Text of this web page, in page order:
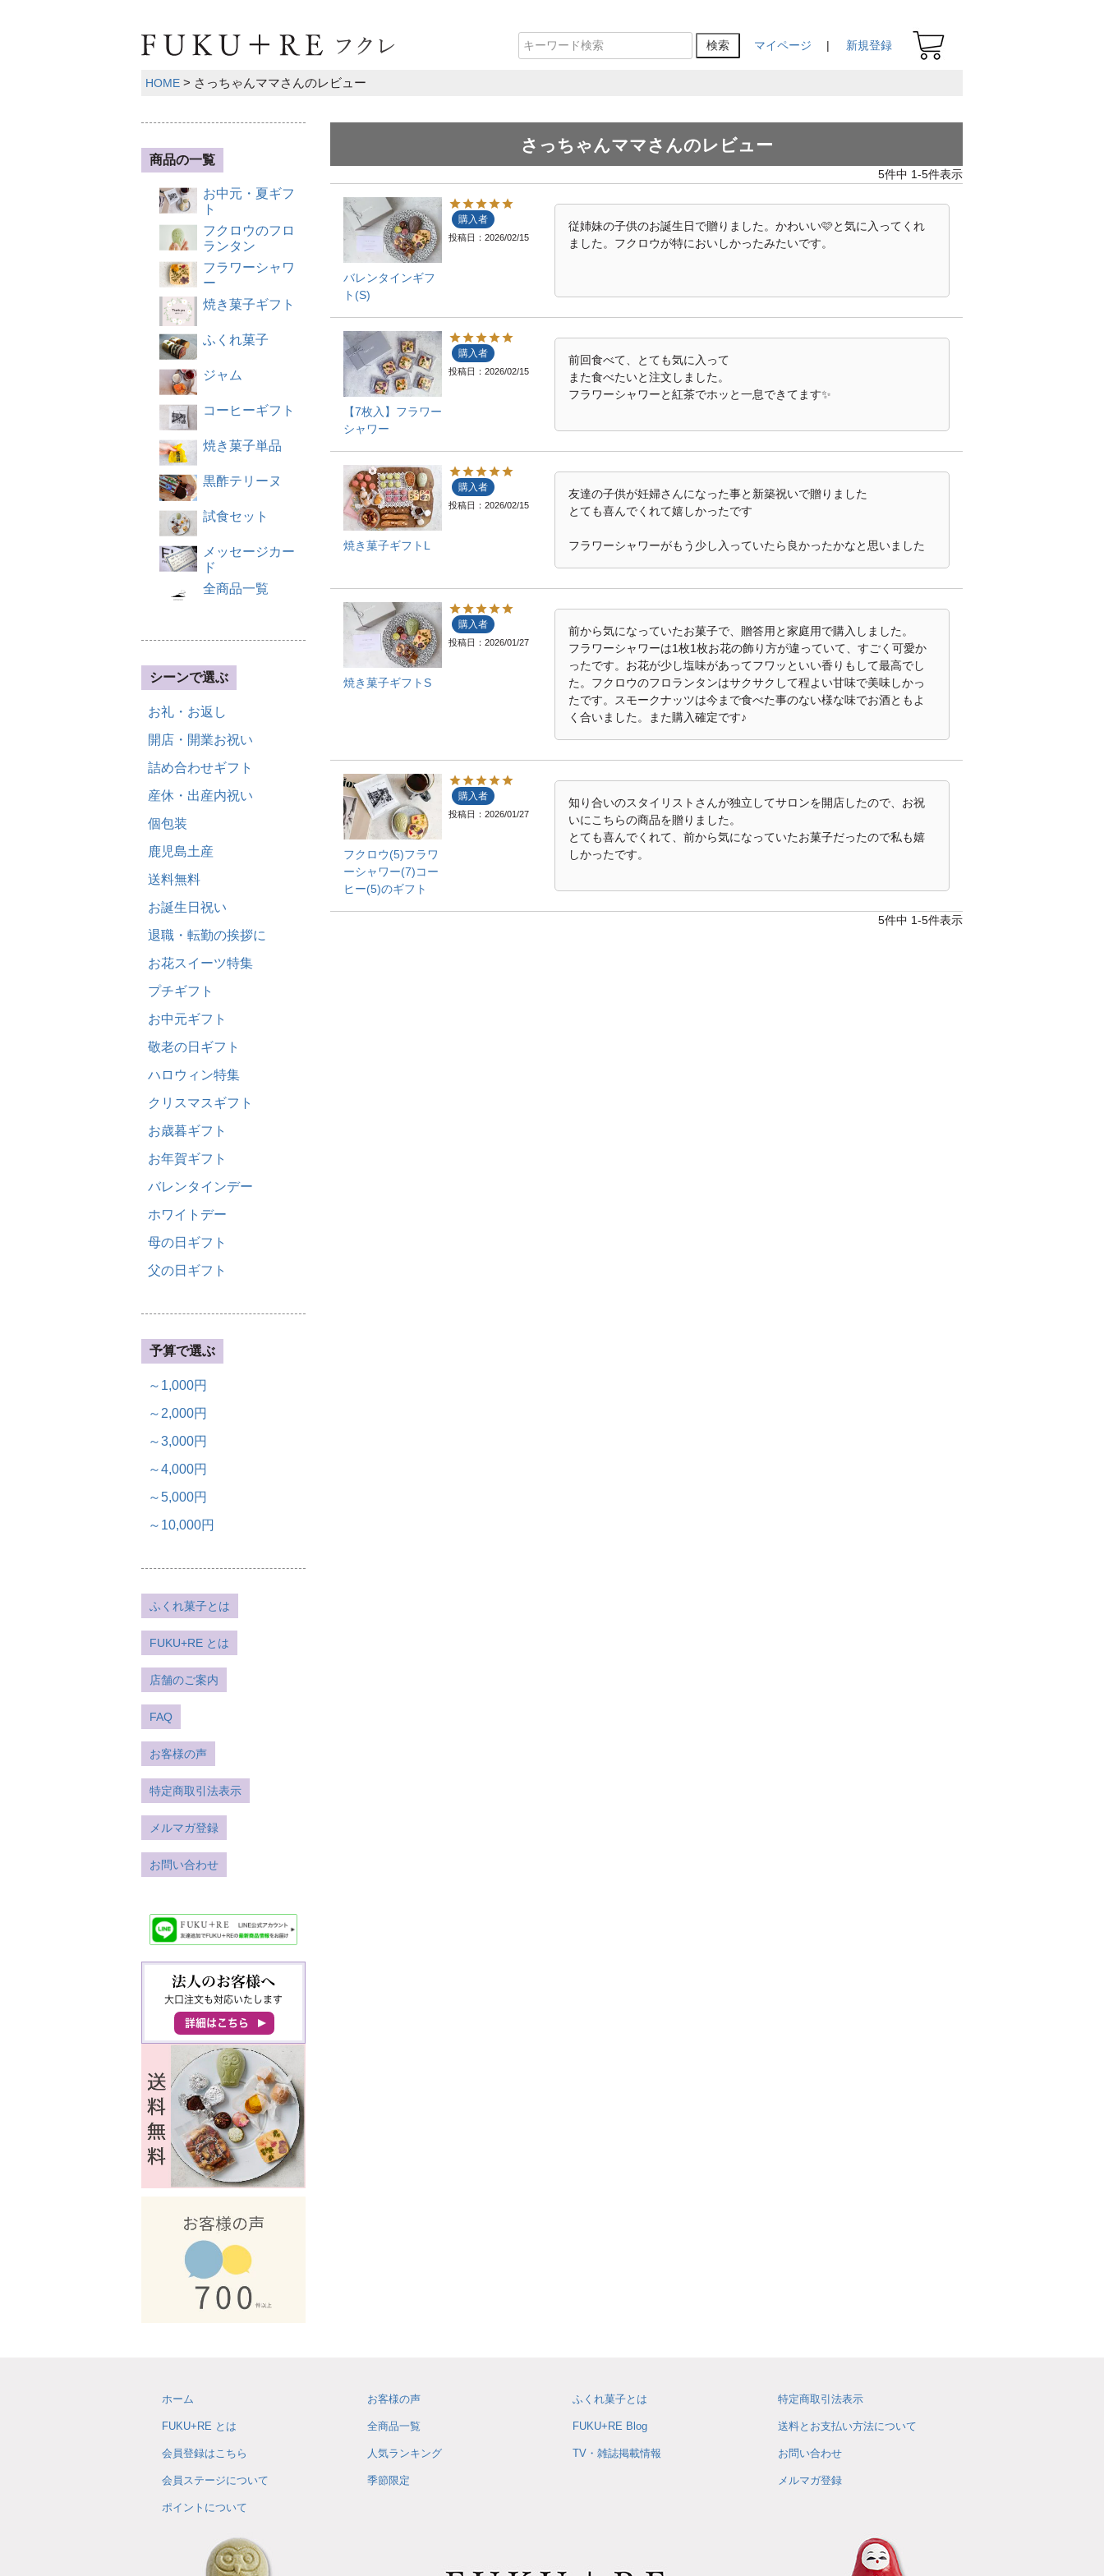
マイページ 新規登録
HOME さっちゃんママさんのレビュー
商品の一覧
お中元・夏ギフ
ト
フクロウのフロ
ランタン
フラワーシャワ
ー
焼き菓子ギフト
ふくれ菓子
ジャム
コーヒーギフト
焼き菓子単品
黒酢テリーヌ
試食セット
メッセージカー
ド
全商品一覧
シーンで選ぶ
お礼・お返し
開店・開業お祝い
詰め合わせギフト
産休・出産内祝い
個包装
鹿児島土産
送料無料
お誕生日祝い
退職・転勤の挨拶に
お花スイーツ特集
プチギフト
お中元ギフト
敬老の日ギフト
ハロウィン特集
クリスマスギフト
お歳暮ギフト
お年賀ギフト
バレンタインデー
ホワイトデー
母の日ギフト
父の日ギフト
予算で選ぶ
～1,000円
～2,000円
～3,000円
～4,000円
～5,000円
～10,000円
ふくれ菓子とは
FUKU+RE とは
店舗のご案内
FAQ
お客様の声
特定商取引法表示
メルマガ登録
お問い合わせ
さっちゃんママさんのレビュー
5件中 1-5件表示
バレンタインギフ
ト(S)
購入者
投稿日 2026/02/15
従姉妹の子供のお誕生日で贈りました。かわいい🩷と気に入ってくれ
ました。フクロウが特においしかったみたいです。
【7枚入】フラワー
シャワー
購入者
投稿日 2026/02/15
前回食べて、とても気に入って
また食べたいと注文しました。
フラワーシャワーと紅茶でホッと一息できてます✨
焼き菓子ギフトL
購入者
投稿日 2026/02/15
友達の子供が妊婦さんになった事と新築祝いで贈りました
とても喜んでくれて嬉しかったです
フラワーシャワーがもう少し入っていたら良かったかなと思いました
焼き菓子ギフトS
購入者
投稿日 2026/01/27
前から気になっていたお菓子で、贈答用と家庭用で購入しました。
フラワーシャワーは1枚1枚お花の飾り方が違っていて、すごく可愛か
ったです。お花が少し塩味があってフワッといい香りもして最高でし
た。フクロウのフロランタンはサクサクして程よい甘味で美味しかっ
たです。スモークナッツは今まで食べた事のない様な味でお酒ともよ
く合いました。また購入確定です♪
フクロウ(5)フラワ
ーシャワー(7)コー
ヒー(5)のギフト
購入者
投稿日 2026/01/27
知り合いのスタイリストさんが独立してサロンを開店したので、お祝
いにこちらの商品を贈りました。
とても喜んでくれて、前から気になっていたお菓子だったので私も嬉
しかったです。
5件中 1-5件表示
ホーム
FUKU+RE とは
会員登録はこちら
会員ステージについて
ポイントについて
お客様の声
全商品一覧
人気ランキング
季節限定
ふくれ菓子とは
FUKU+RE Blog
TV・雑誌掲載情報
特定商取引法表示
送料とお支払い方法について
お問い合わせ
メルマガ登録